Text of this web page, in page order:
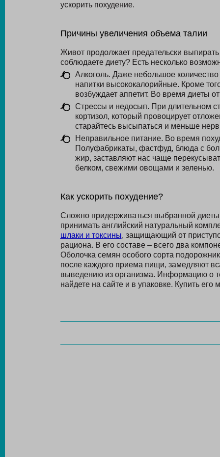
ускорить похудение.
Причины увеличения объема талии
Живот продолжает предательски
соблюдаете диету? Есть несколько
Алкоголь. Даже небольшое
напитки высококалорийные. Кроме
возбуждает аппетит. Во время диеты
Стрессы и недосып. При длительном
кортизол, который провоцирует
старайтесь высыпаться и меньше
Неправильное питание. Во время
Полуфабрикаты, фастфуд, блюда с
жир, заставляют нас чаще
белком, свежими овощами и зеленью.
Как ускорить похудение?
Сложно придерживаться выбранной
принимать английский натуральный
шлаки и токсины, защищающий от
рациона. В его составе – всего два
Оболочка семян особого сорта
после каждого приема пищи, замедляют
выведению из организма. Информацию о
найдете на сайте и в упаковке. Купить его